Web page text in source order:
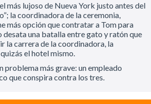
más lujoso de Nueva York justo antes del
la coordinadora de la ceremonia,
más opción que contratar a Tom para
desata una batalla entre gato y ratón que
la carrera de la coordinadora, la
el hotel mismo.
problema más grave: un empleado
que conspira contra los tres.